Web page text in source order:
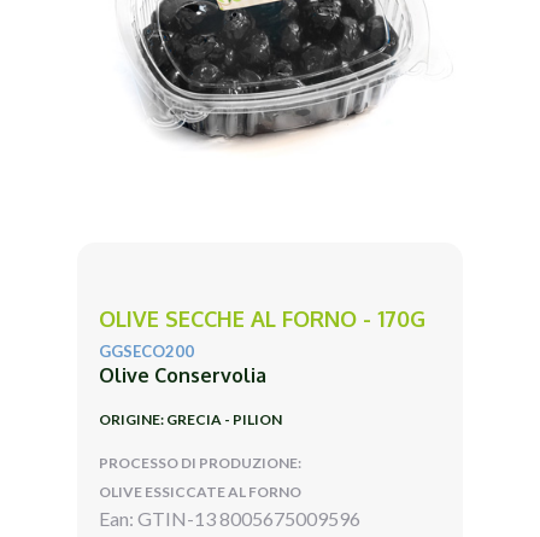
OLIVE SECCHE AL FORNO - 170G
GGSECO200
Olive Conservolia
ORIGINE: GRECIA - PILION
PROCESSO DI PRODUZIONE:
OLIVE ESSICCATE AL FORNO
Ean: GTIN-13 8005675009596